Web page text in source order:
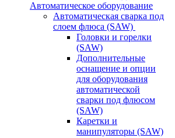
Автоматическое оборудование
Автоматическая сварка под
слоем флюса (SAW)
Головки и горелки
(SAW)
Дополнительные
оснащение и опции
для оборудования
автоматической
сварки под флюсом
(SAW)
Каретки и
манипуляторы (SAW)